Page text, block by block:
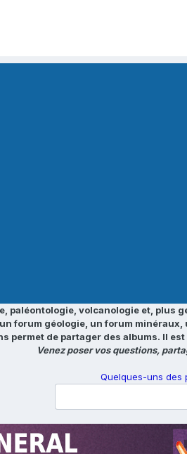
paléontologie, volcanologie et,
forum géologie, un forum
permet de partager des albums. Il
Venez poser vos questions,
Quelques-uns des